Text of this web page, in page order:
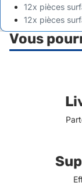
12x pièces
12x pièces
Vous